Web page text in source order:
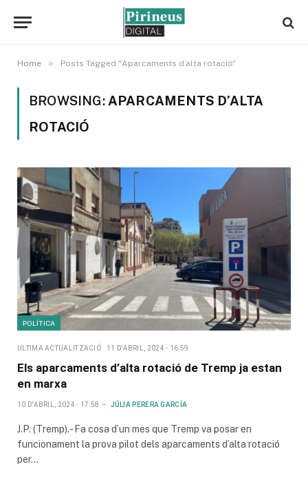
Home » Posts Tagged "Aparcaments d’alta rotació"
BROWSING: APARCAMENTS D’ALTA
ROTACIÓ
POLÍTICA
ULTIMA ACTUALITZACIÓ 11 D'ABRIL, 2024 - 16:59
Els aparcaments d’alta rotació de Tremp ja estan
en marxa
10 D'ABRIL, 2024 - 17:58 JÚLIA PERERA GARCÍA
J.P. (Tremp).- Fa cosa d’un mes que Tremp va posar en
funcionament la prova pilot dels aparcaments d’alta rotació
per…